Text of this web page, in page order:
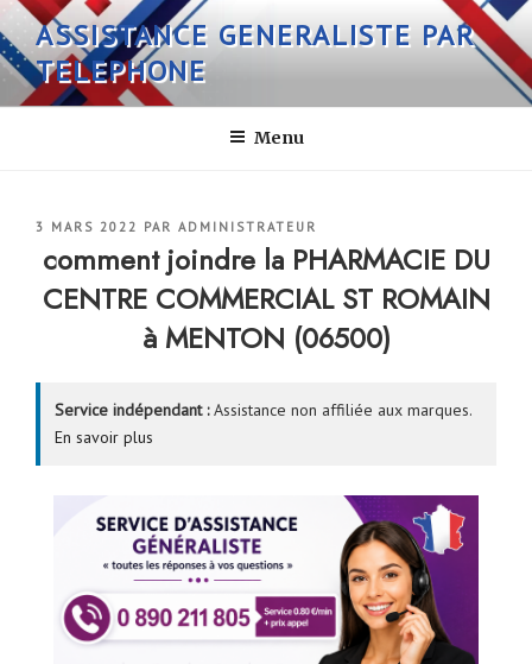
Aller
au
contenu
principal
ASSISTANCE GENERALISTE PAR
TELEPHONE
Menu
PUBLIÉ
3 MARS 2022 PAR ADMINISTRATEUR
comment joindre la PHARMACIE DU
CENTRE COMMERCIAL ST ROMAIN
à MENTON (06500)
Service indépendant :Assistance non affiliée aux marques.
En savoir plus